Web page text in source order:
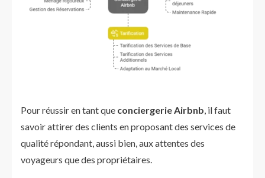
Pour réussir en tant que conciergerie Airbnb, il faut
savoir attirer des clients en proposant des services de
qualité répondant, aussi bien, aux attentes des
voyageurs que des propriétaires.